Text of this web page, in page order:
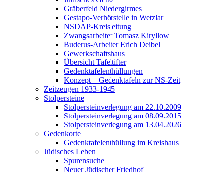
Gräberfeld Niedergirmes
Gestapo-Verhörstelle in Wetzlar
NSDAP-Kreisleitung
Zwangsarbeiter Tomasz Kiryllow
Buderus-Arbeiter Erich Deibel
Gewerkschaftshaus
Übersicht Tafeltifter
Gedenktafelenthüllungen
Konzept – Gedenktafeln zur NS-Zeit
Zeitzeugen 1933-1945
Stolpersteine
Stolpersteinverlegung am 22.10.2009
Stolpersteinverlegung am 08.09.2015
Stolpersteinverlegung am 13.04.2026
Gedenkorte
Gedenktafelenthüllung im Kreishaus
Jüdisches Leben
Spurensuche
Neuer Jüdischer Friedhof